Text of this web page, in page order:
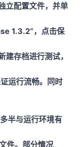
立配置文件，并单
1.3.2”，点击保
存档进行测试，
运行流畅。同时
半与运行环境有
件。部分情况